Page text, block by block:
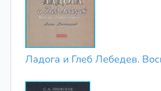
Ладога и Глеб Лебедев.